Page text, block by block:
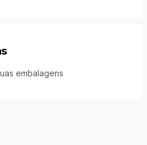
embalagens